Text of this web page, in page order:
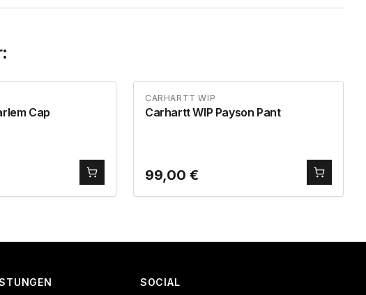
Cap
CARHARTT WIP
Carhartt WIP Payson Pant
99,00 €
SOCIAL